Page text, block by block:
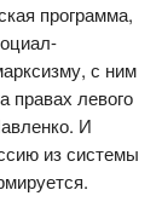
программа,
с ним
правах левого
И
из системы